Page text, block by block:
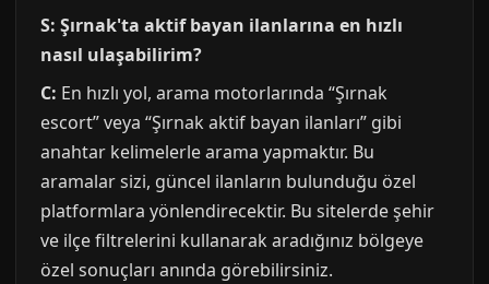
S: Şırnak'ta aktif bayan ilanlarına en hızlı
nasıl ulaşabilirim?
C: En hızlı yol, arama motorlarında “Şırnak
escort” veya “Şırnak aktif bayan ilanları” gibi
anahtar kelimelerle arama yapmaktır. Bu
aramalar sizi, güncel ilanların bulunduğu özel
platformlara yönlendirecektir. Bu sitelerde şehir
ve ilçe filtrelerini kullanarak aradığınız bölgeye
özel sonuçları anında görebilirsiniz.